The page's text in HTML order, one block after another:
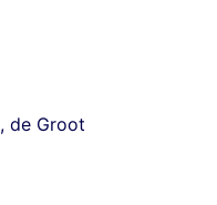
,de Groot